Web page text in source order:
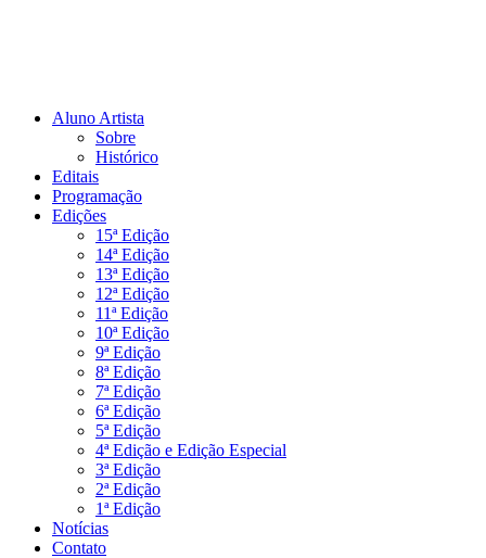
Aluno Artista
Sobre
Histórico
Editais
Programação
Edições
15ª Edição
14ª Edição
13ª Edição
12ª Edição
11ª Edição
10ª Edição
9ª Edição
8ª Edição
7ª Edição
6ª Edição
5ª Edição
4ª Edição e Edição Especial
3ª Edição
2ª Edição
1ª Edição
Notícias
Contato